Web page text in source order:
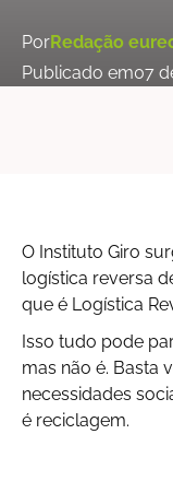
PorRedação
Publicado em07
O Instituto Giro
logística reversa
que é Logística
Isso tudo pode
mas não é. Basta
necessidades
é reciclagem.